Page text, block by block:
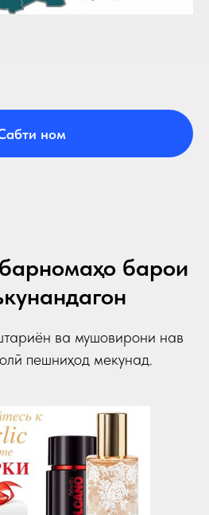
ном
барои
ва мушовирони нав
пешниҳод мекунад.